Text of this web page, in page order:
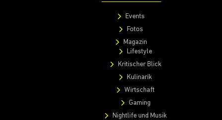
Events
Fotos
Magazin
Lifestyle
Kritischer Blick
Kulinarik
Wirtschaft
Gaming
Nightlife und Musik